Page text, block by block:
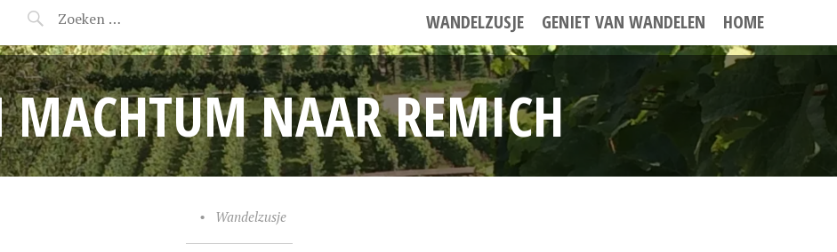
WANDELZUSJE GENIET VAN WANDELEN HOME
MACHTUM NAAR REMICH
• Wandelzusje